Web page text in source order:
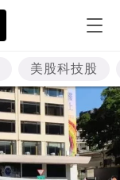
美股科技股